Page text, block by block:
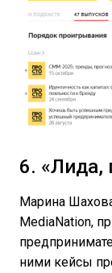
6. «Лида,
Марина
MediaNation,
ними кейсы